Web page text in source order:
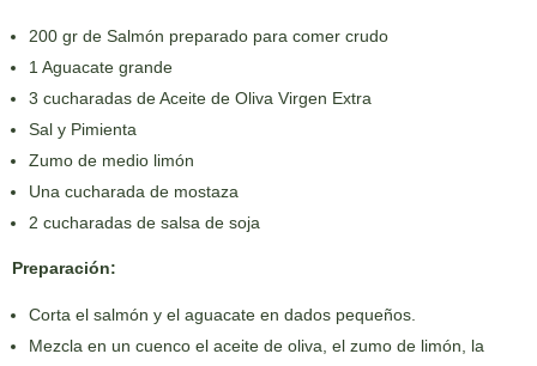
200 gr de Salmón preparado para comer crudo
1 Aguacate grande
3 cucharadas de Aceite de Oliva Virgen Extra
Sal y Pimienta
Zumo de medio limón
Una cucharada de mostaza
2 cucharadas de salsa de soja
Preparación:
Corta el salmón y el aguacate en dados pequeños.
Mezcla en un cuenco el aceite de oliva, el zumo de limón, la